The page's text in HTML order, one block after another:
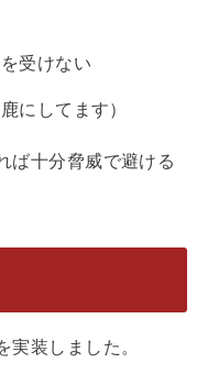
受けない
にしてます）
ば十分脅威で避ける
実装しました。